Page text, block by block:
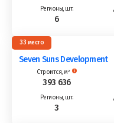
6
33
Seven Suns Development
393 636
3